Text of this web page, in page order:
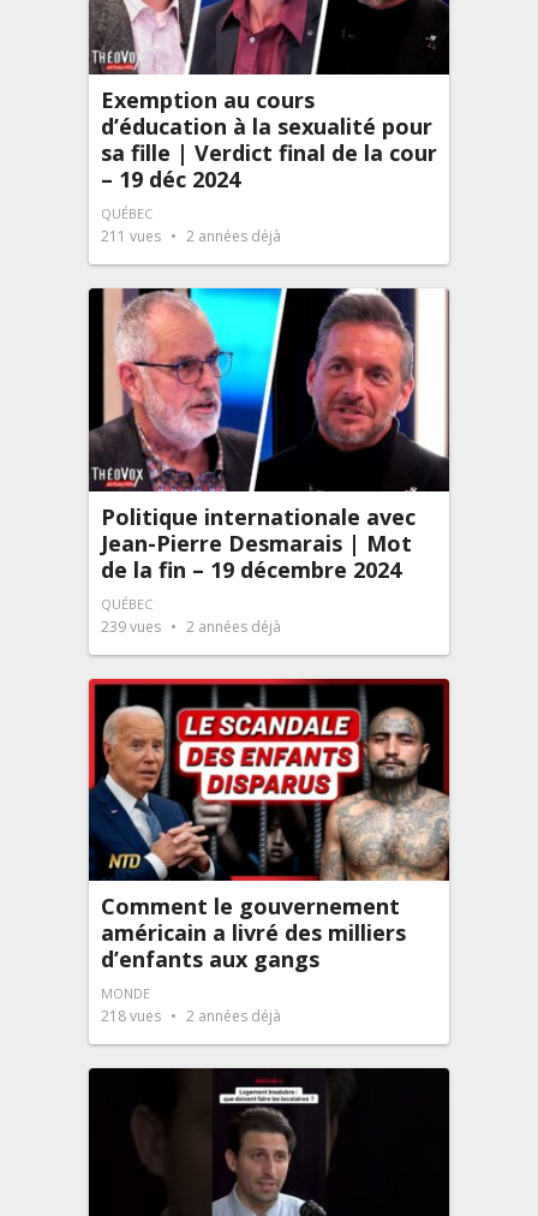
Exemption au cours
d’éducation à la sexualité pour
sa fille | Verdict final de la cour
– 19 déc 2024
QUÉBEC
211 vues 2 années déjà
Politique internationale avec
Jean-Pierre Desmarais | Mot
de la fin – 19 décembre 2024
QUÉBEC
239vues 2 années déjà
Comment le gouvernement
américain a livré des milliers
d’enfants aux gangs
MONDE
218vues 2 années déjà